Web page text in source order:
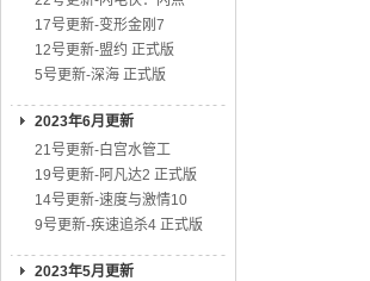
17号更新-变形金刚7
12号更新-盟约 正式版
5号更新-深海 正式版
2023年6月更新
21号更新-白宫水管工
19号更新-阿凡达2 正式版
14号更新-速度与激情10
9号更新-疾速追杀4 正式版
2023年5月更新